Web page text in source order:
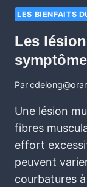
LES BIENFAITS
Les
Par
Une lésion
fibres
effort
peuvent
courbatures